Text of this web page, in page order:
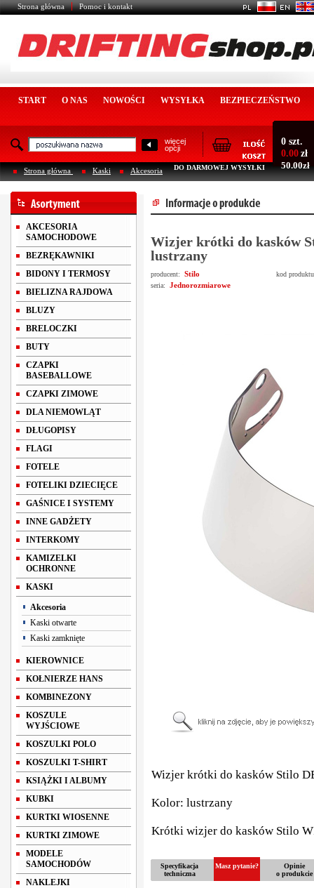
Strona główna Pomoc i kontakt
START O NAS NOWOŚCI WYSYŁKA BEZPIECZEŃSTWO
więcej
opcji
0 szt.
0.00 zł
DO DARMOWEJ WYSYŁKI 50.00zł
Strona główna Kaski Akcesoria
AKCESORIA
SAMOCHODOWE
BEZRĘKAWNIKI
BIDONY I TERMOSY
BIELIZNA RAJDOWA
BLUZY
BRELOCZKI
BUTY
CZAPKI
BASEBALLOWE
CZAPKI ZIMOWE
DLA NIEMOWLĄT
DŁUGOPISY
FLAGI
FOTELE
FOTELIKI DZIECIĘCE
GAŚNICE I SYSTEMY
INNE GADŻETY
INTERKOMY
KAMIZELKI
OCHRONNE
KASKI
Akcesoria
Kaski otwarte
Kaski zamknięte
KIEROWNICE
KOŁNIERZE HANS
KOMBINEZONY
KOSZULE
WYJŚCIOWE
KOSZULKI POLO
KOSZULKI T-SHIRT
KSIĄŻKI I ALBUMY
KUBKI
KURTKI WIOSENNE
KURTKI ZIMOWE
MODELE
SAMOCHODÓW
NAKLEJKI
Wizjer krótki do kasków
lustrzany
producent: Stilo
kod
seria:
Jednorozmiarowe
Wizjer krótki do kasków Stilo
Kolor: lustrzany
Krótki wizjer do kasków Stilo
Specyfikacja
techniczna
Masz pytanie?
Opinie
o produkcie